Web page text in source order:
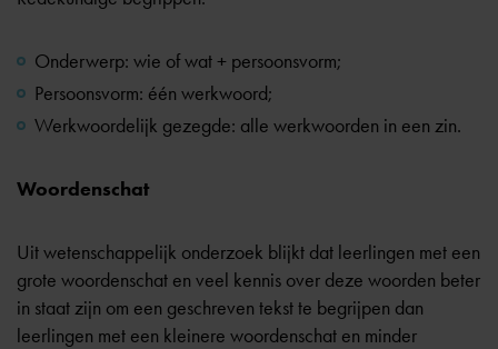
Onderwerp: wie of wat + persoonsvorm;
Persoonsvorm: één werkwoord;
Werkwoordelijk gezegde: alle werkwoorden in een zin.
Woordenschat
Uit wetenschappelijk onderzoek blijkt dat leerlingen met een
grote woordenschat en veel kennis over deze woorden beter
in staat zijn om een geschreven tekst te begrijpen dan
leerlingen met een kleinere woordenschat en minder